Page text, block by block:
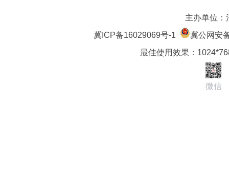
主办单位：
冀ICP备16029069号-1
冀公网安
最佳使用效果：
微信